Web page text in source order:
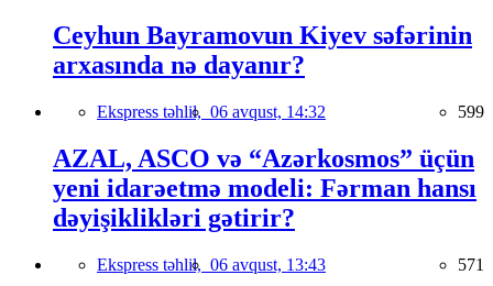
Ceyhun Bayramovun Kiyev səfərinin
arxasında nə dayanır?
Ekspress təhlil, 06 avqust, 14:32 599
AZAL, ASCO və “Azərkosmos” üçün
yeni idarəetmə modeli: Fərman hansı
dəyişiklikləri gətirir?
Ekspress təhlil, 06 avqust, 13:43 571